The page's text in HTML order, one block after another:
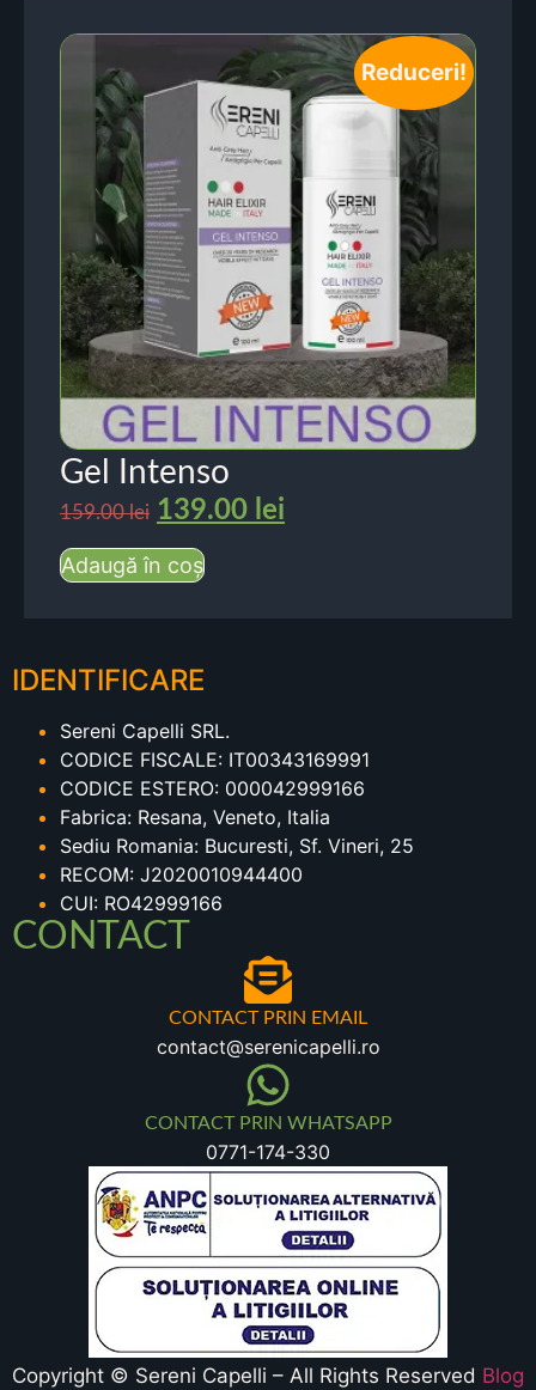
Reduceri!
Gel Intenso
159.00lei 139.00 lei
Adaugă în coș
IDENTIFICARE
Sereni Capelli SRL.
CODICE FISCALE: IT00343169991
CODICE ESTERO: 000042999166
Fabrica: Resana, Veneto, Italia
Sediu Romania: Bucuresti, Sf. Vineri, 25
RECOM: J2020010944400
CUI: RO42999166
CONTACT
CONTACT PRIN EMAIL
contact@serenicapelli.ro
CONTACT PRIN WHATSAPP
0771-174-330
Copyright © Sereni Capelli – All Rights Reserved Blog